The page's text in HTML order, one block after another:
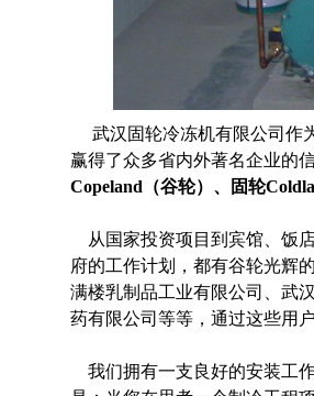
武汉固轮冷冻机有限公司作
赢得了众多省内外著名企业的
Copeland（谷轮）、固轮
从国家投资项目到宾馆、饭
府的工作计划，都有谷轮光辉
满楼乳制品工业有限公司、武
药有限公司等等，通过这些用
我们拥有一支良好的安装工